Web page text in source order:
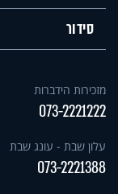
סידור
מזכירות הידברות
073-2221222
עלון שבת - עונג שבת
073-2221388